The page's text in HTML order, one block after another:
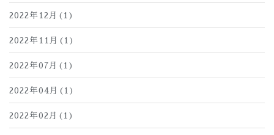
2022年12月(1)
2022年11月(1)
2022年07月(1)
2022年04月(1)
2022年02月(1)